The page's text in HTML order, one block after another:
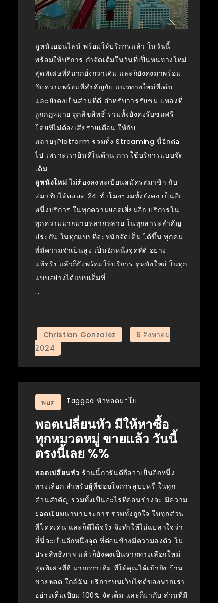
ดูหนังออนไลน์ พร้อมให้บริการแล้ว ในวันนี้
พร้อมให้บริการ กำจัดเต็มในวันที่เป็นหนทางใหม่
สุดพิเศษที่ดีมากยิ่งกว่าเดิม และก็ยังคงมาพร้อม
กับความพร้อมที่สำคัญกับ แนวทางใหม่ที่เด่น
และยังคงเป็นส่วนที่ดี สำหรับการรับชม แหล่งที่
ถูกกฎหมาย ถูกลิขสิทธิ์ รวมทั้งยังคงรับชมฟรี
โดยที่ไม่ต้องเสียรายเดือน ให้กับ
หลายๆPlatform รวมทั้ง Streaming นี้อีกต่อ
ไป เพราะเรายินดีในด้าน การใช้บริการแบบจัด
เต็ม
ดูหนังใหม่ ไม่ต้องลงทะเบียนสมัครสมาชิก กับ
สมาชิกได้ตลอด 24 ชั่วโมงรวมทั้งยังคง เป็นอีก
หนึ่งบริการ ในทุกความยอดเยี่ยมอีก บริการใน
ทุกความมากมายหลากหลาย ในทุกสาระสำคัญ
ประกัน ในทุกแบบที่จะหนักจัดเต็ม ได้ขึ้น ทุกคน
ที่มีความจำเป็นสูง เป็นอีกหนึ่งจุดที่ดี อย่าง
แท้จริง แล้วก็ยังพร้อมให้บริการ ดูหนังใหม่ ในทุก
แบบอย่างได้แบบเต็มที่
…
พอต Tagged หัวพอตมาโบ
พอตเปลี่ยนหัว มีให้หาซื้อ
ทุกหมวดหมู่ ขายแล้ว วันนี้
ตรงนี้เลย %%
พอตเปลี่ยนหัว ร้านนี้การันตีถือว่าเป็นอีกหนึ่ง
ทางเลือก สำหรับผู้ที่ชอบใจการสูบบุหรี่ ในทุก
ส่วนสำคัญ รวมทั้งเป็นอะไรที่ค่อนข้างจะ มีความ
ยอดเยี่ยมนานาประการ รวมทั้งถูกใจ ในทุกส่วน
ที่โดดเด่น และก็ดีได้จริง จึงทำให้ไม่แปลกใจว่า
ที่นี่จะเป็นอีกหนึ่งจุด ที่ค่อนข้างมีความลงตัว ใน
ประสิทธิภาพ แล้วก็ยังคงเป็นจากทางเลือกใหม่
สุดพิเศษที่ดี มากกว่าเดิม ที่ให้คุณได้เข้าถึง ร้าน
ขายพอต ใกล้ฉัน บริการบนเว็บไซต์ของพวกเรา
อย่างเต็มเปี่ยม 100% จัดเต็ม และก็มากับ ส่วนที่มี